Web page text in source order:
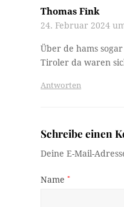
Thomas Fink
24. Februar 2024
Über de hams
Tiroler da waren
Antworten
Schreibe einen
Deine E-Mail-
Name*